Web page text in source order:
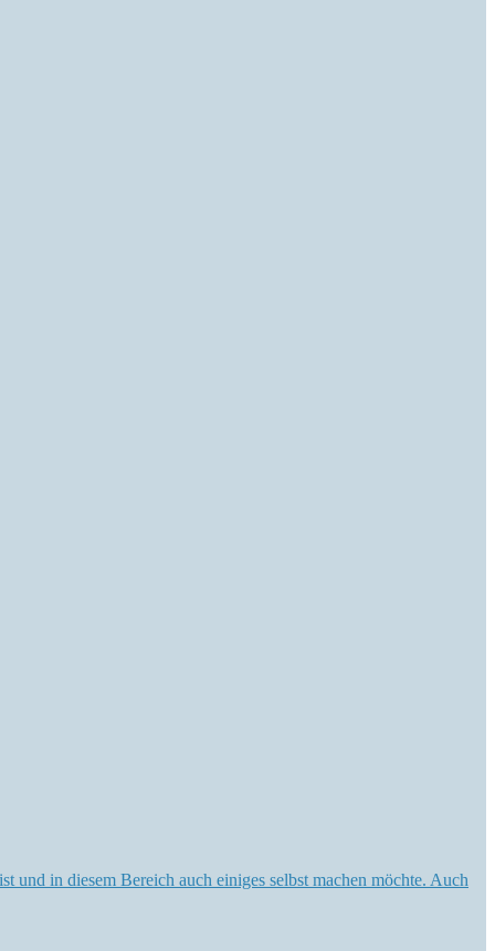
in diesem Bereich auch einiges selbst machen möchte. Auch